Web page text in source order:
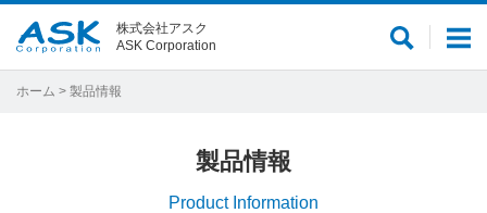
メ
サ
株式会社アスク
ASK Corporation
ホーム > 製品情報
製品情報
Product Information